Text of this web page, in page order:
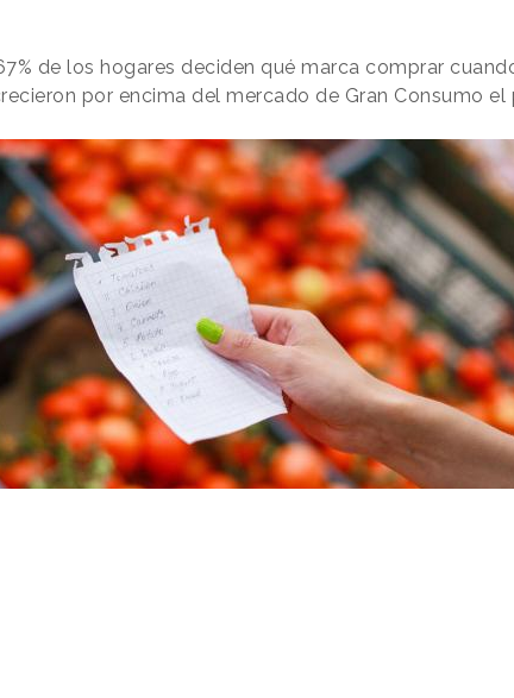
de los hogares deciden qué marca comprar
por encima del mercado de Gran Consumo el